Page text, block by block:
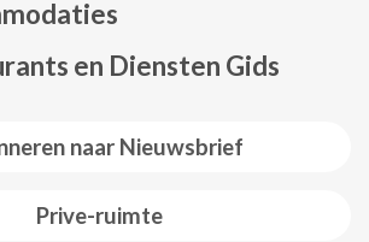
naar Nieuwsbrief
Prive-ruimte
en Diensten Gids